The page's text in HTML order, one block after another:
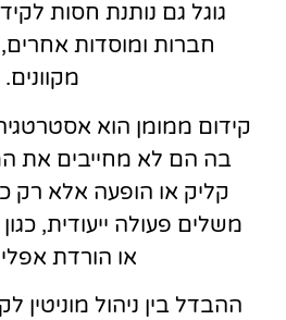
גוגל גם נותנת חסות
חברות ומוסדות אחרים,
מקוונים.
קידום ממומן הוא
בה הם לא מחייבים את
קליק או הופעה אלא
משלים פעולה ייעודית,
או הורדת
ההבדל בין ניהול מוניטין